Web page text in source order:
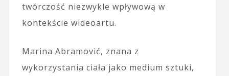
twórczość niezwykle wpływową w
kontekście wideoartu.
Marina Abramović, znana z
wykorzystania ciała jako medium sztuki,